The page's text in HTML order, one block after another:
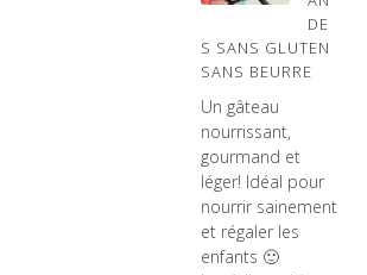
DE
S SANS GLUTEN
SANS BEURRE
Un gâteau
nourrissant,
gourmand et
léger! Idéal pour
nourrir sainement
et régaler les
enfants 🙂